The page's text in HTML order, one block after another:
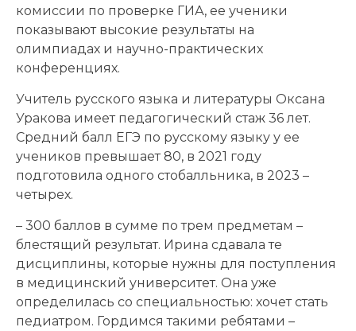
комиссии по проверке ГИА, ее ученики
показывают высокие результаты на
олимпиадах и научно-практических
конференциях.
Учитель русского языка и литературы Оксана
Уракова имеет педагогический стаж 36 лет.
Средний балл ЕГЭ по русскому языку у ее
учеников превышает 80, в 2021 году
подготовила одного стобалльника, в 2023 –
четырех.
– 300 баллов в сумме по трем предметам –
блестящий результат. Ирина сдавала те
дисциплины, которые нужны для поступления
в медицинский университет. Она уже
определилась со специальностью: хочет стать
педиатром. Гордимся такими ребятами –